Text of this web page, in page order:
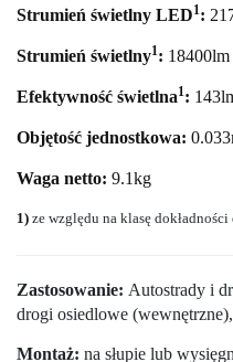
Strumień świetlny LED1 :
Strumień świetlny1 : 18400lm
Efektywność świetlna1 :
Objętość jednostkowa:
Waga netto: 9.1kg
1) ze względu na klasę
Zastosowanie: Autostrady i
drogi osiedlowe
Montaż: na słupie lub